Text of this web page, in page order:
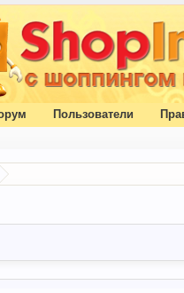
Пользователи